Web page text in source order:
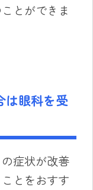
とができま
は眼科を受
症状が改善
とをおすす